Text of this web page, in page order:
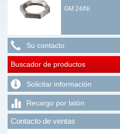
GM 24/Ni
Su contacto
Buscador de productos
Solicitar información
Recargo por latón
Contacto de ventas